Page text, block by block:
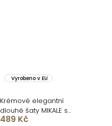
Vyrobeno v EU
Krémové elegantní
dlouhé šaty MIKALE s
průstřihy
489 Kč